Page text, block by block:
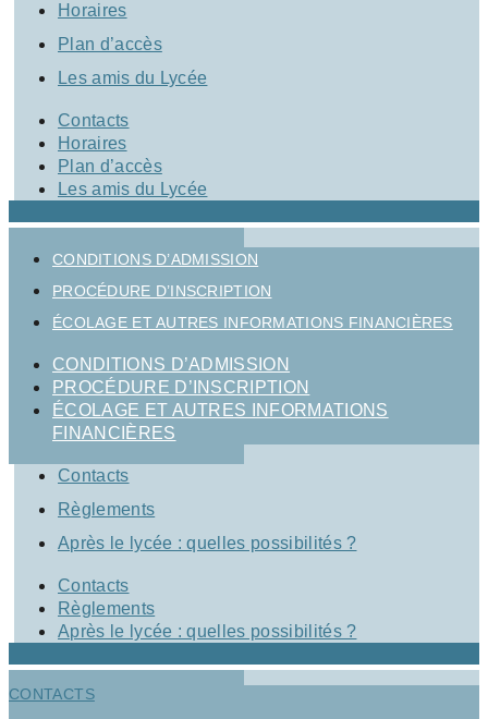
Horaires
Plan d’accès
Les amis du Lycée
Contacts
Horaires
Plan d’accès
Les amis du Lycée
CONDITIONS D’ADMISSION
PROCÉDURE D’INSCRIPTION
ÉCOLAGE ET AUTRES INFORMATIONS FINANCIÈRES
CONDITIONS D’ADMISSION
PROCÉDURE D’INSCRIPTION
ÉCOLAGE ET AUTRES INFORMATIONS
FINANCIÈRES
Contacts
Règlements
Après le lycée : quelles possibilités ?
Contacts
Règlements
Après le lycée : quelles possibilités ?
CONTACTS